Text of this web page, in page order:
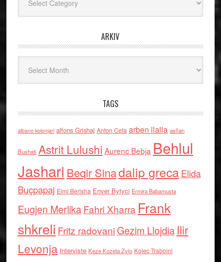
ARKIV
TAGS
albano kolonjari alfons Grishaj Anton Cefa arben llalla asllan
Bushati Astrit Lulushi Aurenc Bebja Behlul
Jashari Beqir Sinadalip grecaElida
Buçpapaj Elmi Berisha Enver Bytyci Ermira Babamusta
Eugjen MerlikaFahri Xharra Frank
shkreli Fritz radovaniGezim Llojdia Ilir
Levonja Interviste Keze Kozeta Zylo Kolec Traboini